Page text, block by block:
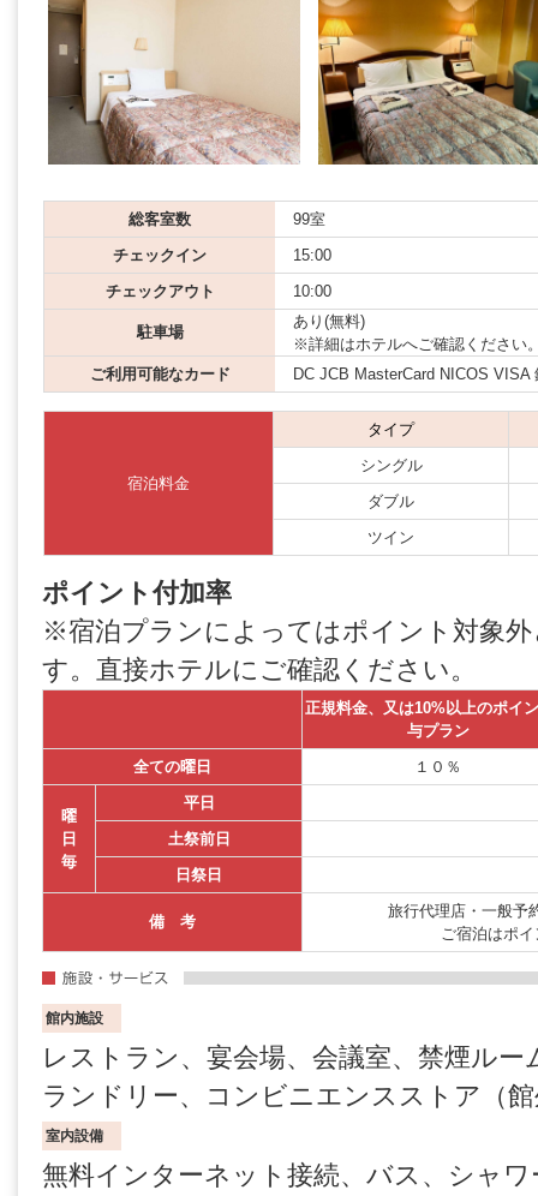
総客室数
99室
チェックイン
15:00
チェックアウト
10:00
駐車場
あり(無料)
※詳細はホテルへご確認ください
ご利用可能なカード
DC JCB MasterCard NICOS VISA
宿泊料金
タイプ
シングル
ダブル
ツイン
ポイント付加率
※宿泊プランによってはポイント対象
す。直接ホテルにご確認ください。
正規料金、又は10%以上のポイ
与プラン
全ての曜日
１０％
曜
日
毎
平日
土祭前日
日祭日
備 考
旅行代理店・一般予
ご宿泊はポ
館内施設
レストラン、宴会場、会議室、禁煙ル
ランドリー、コンビニエンスストア（
室内設備
無料インターネット接続、バス、シャ